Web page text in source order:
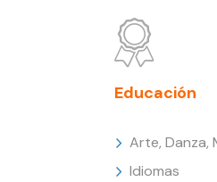
Educación
Arte, Danza,
Idiomas